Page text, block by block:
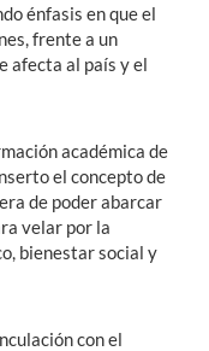
énfasis en que el
frente a un
afecta al país y el
académica de
el concepto de
de poder abarcar
velar por la
bienestar social y
con el